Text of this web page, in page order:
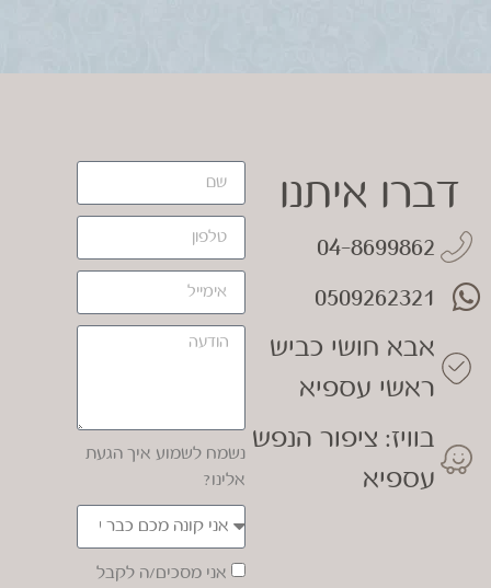
דברו איתנו
04-8699862
0509262321
אבא חושי כביש
ראשי עספיא
בוויז: ציפור הנפש
עספיא
נשמח לשמוע איך הגעת
אלינו?
אני מסכים/ה לקבל